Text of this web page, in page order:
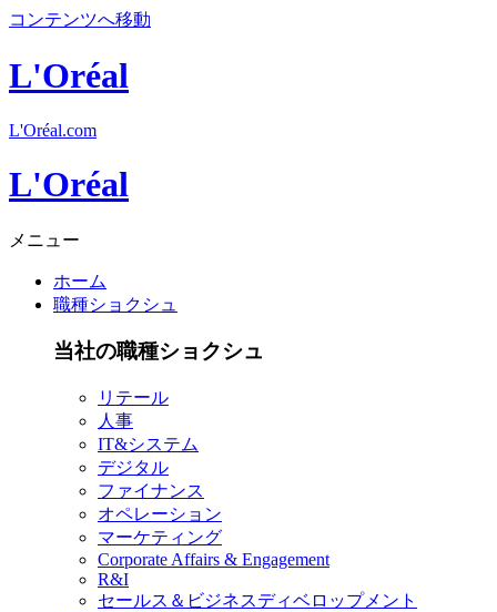
コンテンツへ移動
L'Oréal
L'Oréal.com
L'Oréal
メニュー
ホーム
職種ショクシュ
当社の職種ショクシュ
リテール
人事
IT&システム
デジタル
ファイナンス
オペレーション
マーケティング
Corporate Affairs & Engagement
R&I
セールス＆ビジネスディベロップメント